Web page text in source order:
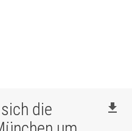
die file_download